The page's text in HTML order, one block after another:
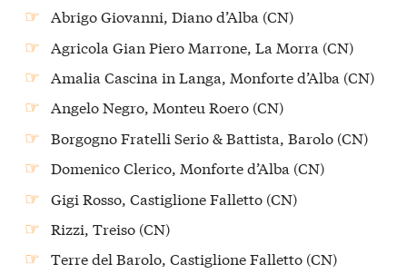
Abrigo Giovanni, Diano d’Alba (CN)
Agricola Gian Piero Marrone, La Morra (CN)
Amalia Cascina in Langa, Monforte d’Alba (CN)
Angelo Negro, Monteu Roero (CN)
Borgogno Fratelli Serio & Battista, Barolo (CN)
Domenico Clerico, Monforte d’Alba (CN)
Gigi Rosso, Castiglione Falletto (CN)
Rizzi, Treiso (CN)
Terre del Barolo, Castiglione Falletto (CN)